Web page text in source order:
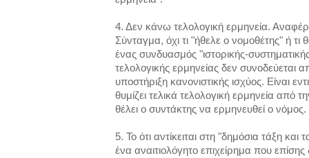
4. Δεν κάνω τελολογική ερμηνεία.
Σύνταγμα, όχι τι "ήθελε ο νομοθέτης" ή
ένας συνδυασμός "ιστορικής-
τελολογικής ερμηνείας δεν συνοδεύεται
υποστήριξη κανονιστικής ισχύος. Είναι
θυμίζει τελικά τελολογική ερμηνεία
θέλει ο συντάκτης να ερμηνευθεί ο νόμος.
5. Το ότι αντίκειται στη "δημόσια τάξη και
ένα αναιτιολόγητο επιχείρημα που